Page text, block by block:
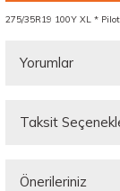
275/35R19 100Y XL *
Yorumlar
Taksit
Önerileriniz